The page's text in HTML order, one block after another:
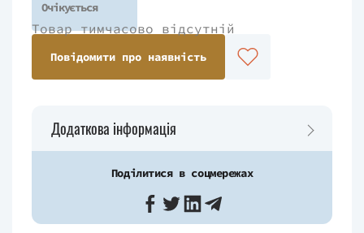
Очікується
Товар тимчасово відсутній
Повідомити про наявність
Додаткова інформація
Поділитися в соцмережах